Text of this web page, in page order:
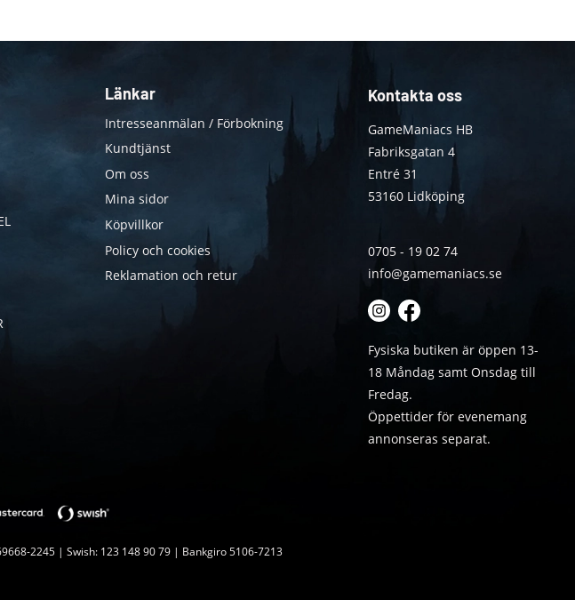
Länkar
Intresseanmälan / Förbokning
Kundtjänst
Om oss
Mina sidor
Köpvillkor
Policy och cookies
Reklamation och retur
Kontakta oss
GameManiacs HB
Fabriksgatan 4
Entré 31
53160 Lidköping
0705 - 19 02 74
info@gamemaniacs.se
Fysiska butiken är öppen 13-
18 Måndag samt Onsdag till
Fredag.
Öppettider för evenemang
annonseras separat.
2245 | Swish: 123 148 90 79 | Bankgiro 5106-7213